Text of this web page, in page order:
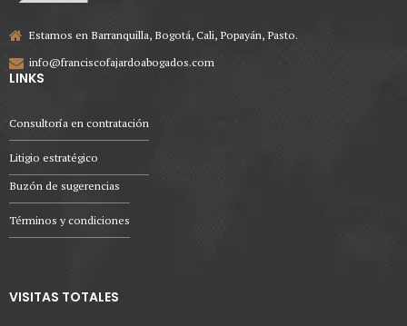
Estamos en Barranquilla, Bogotá, Cali, Popayán, Pasto.
info@franciscofajardoabogados.com
LINKS
Consultoría en contratación
Litigio estratégico
Buzón de sugerencias
Términos y condiciones
VISITAS TOTALES